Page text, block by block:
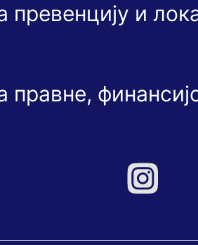
превенцију и
правне,